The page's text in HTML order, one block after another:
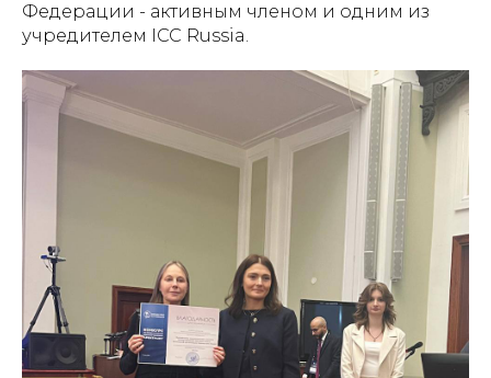
Федерации - активным членом и одним из
учредителем ICC Russia.